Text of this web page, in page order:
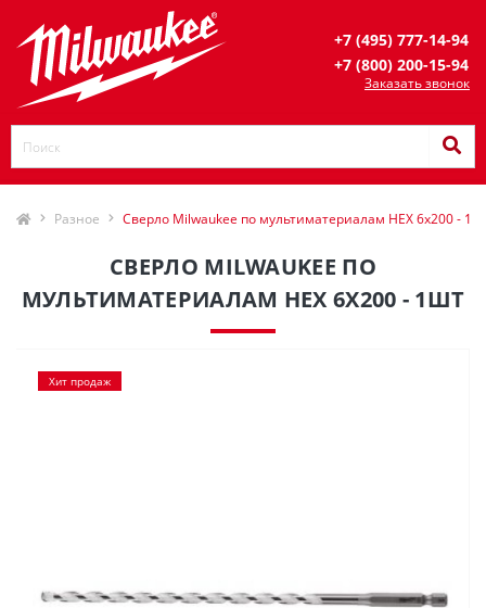
+7 (495) 777-14-94
+7 (800) 200-15-94
Заказать звонок
Разное Сверло Milwaukee по мультиматериалам HEX 6x200 -
СВЕРЛО MILWAUKEE ПО
МУЛЬТИМАТЕРИАЛАМ HEX 6X200 - 1ШТ
Хит продаж